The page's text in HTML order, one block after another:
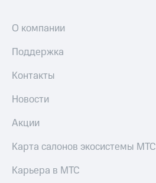
О компании
Поддержка
Контакты
Новости
Акции
Карта салонов экосистемы МТС
Карьера в МТС